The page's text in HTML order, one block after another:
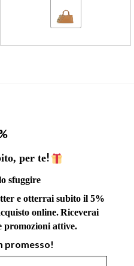
per te!
sfuggire
e otterrai subito il 5%
online.Riceverai
promozioni attive.
promesso!